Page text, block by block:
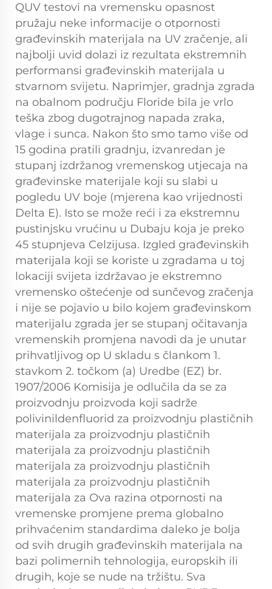
QUV testovi na vremensku opasnost
pružaju neke informacije o otpornosti
građevinskih materijala na UV zračenje, ali
najbolji uvid dolazi iz rezultata ekstremnih
performansi građevinskih materijala u
stvarnom svijetu. Naprimjer, gradnja zgrada
na obalnom području Floride bila je vrlo
teška zbog dugotrajnog napada zraka,
vlage i sunca. Nakon što smo tamo više od
15 godina pratili gradnju, izvanredan je
stupanj izdržanog vremenskog utjecaja na
građevinske materijale koji su slabi u
pogledu UV boje (mjerena kao vrijednosti
Delta E). Isto se može reći i za ekstremnu
pustinjsku vrućinu u Dubaju koja je preko
45 stupnjeva Celzijusa. Izgled građevinskih
materijala koji se koriste u zgradama u toj
lokaciji svijeta izdržavao je ekstremno
vremensko oštećenje od sunčevog zračenja
i nije se pojavio u bilo kojem građevinskom
materijalu zgrada jer se stupanj očitavanja
vremenskih promjena navodi da je unutar
prihvatljivog op U skladu s člankom 1.
stavkom 2. točkom (a) Uredbe (EZ) br.
1907/2006 Komisija je odlučila da se za
proizvodnju proizvoda koji sadrže
polivinildenfluorid za proizvodnju plastičnih
materijala za proizvodnju plastičnih
materijala za proizvodnju plastičnih
materijala za proizvodnju plastičnih
materijala za proizvodnju plastičnih
materijala za Ova razina otpornosti na
vremenske promjene prema globalno
prihvaćenim standardima daleko je bolja
od svih drugih građevinskih materijala na
bazi polimernih tehnologija, europskih ili
drugih, koje se nude na tržištu. Sva